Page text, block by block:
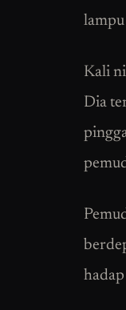
lampu
Kali
Dia